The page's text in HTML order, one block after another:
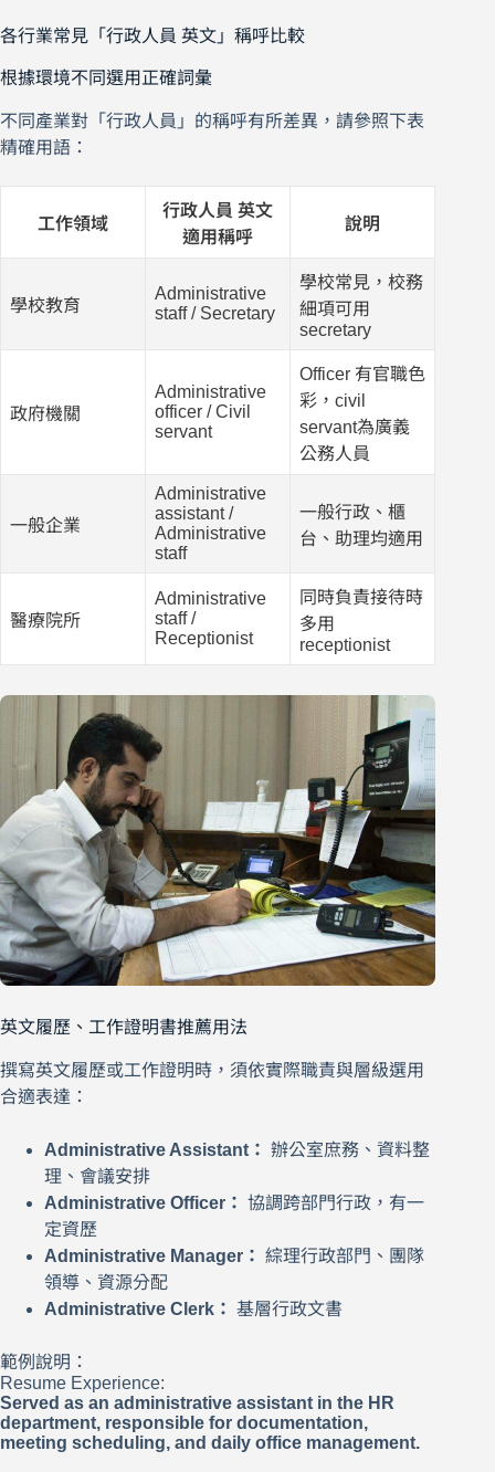
各行業常見「行政人員 英文」稱呼比較
根據環境不同選用正確詞彙
不同產業對「行政人員」的稱呼有所差異，請參照下表
精確用語：
工作領域
行政人員 英文
適用稱呼
說明
學校教育
Administrative
staff / Secretary
學校常見，校務
細項可用
secretary
政府機關
Administrative
officer / Civil
servant
Officer 有官職色
彩，civil
servant為廣義
公務人員
一般企業
Administrative
assistant /
Administrative
staff
一般行政、櫃
台、助理均適用
醫療院所
Administrative
staff /
Receptionist
同時負責接待時
多用
receptionist
英文履歷、工作證明書推薦用法
撰寫英文履歷或工作證明時，須依實際職責與層級選用
合適表達：
Administrative Assistant： 辦公室庶務、資料整
理、會議安排
Administrative Officer： 協調跨部門行政，有一
定資歷
Administrative Manager： 綜理行政部門、團隊
領導、資源分配
Administrative Clerk： 基層行政文書
範例說明：
Resume Experience:
Served as an administrative assistant in the HR
department, responsible for documentation,
meeting scheduling, and daily office management.